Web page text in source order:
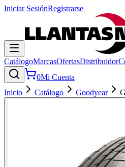
Iniciar SesiónRegistrarse
CatálogoMarcasOfertasDistribuidor
0Mi Cuenta
Inicio
Catálogo Goodyear